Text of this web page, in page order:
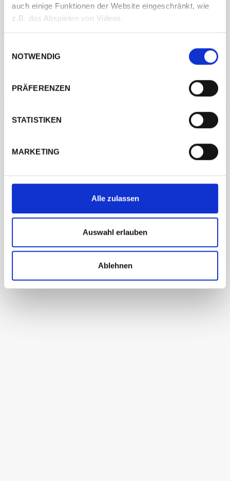
auch einige Funktionen der Website eingeschränkt, wie
z.B. das Abspielen von Videos.
NOTWENDIG
PRÄFERENZEN
STATISTIKEN
MARKETING
Alle zulassen
Auswahl erlauben
Ablehnen